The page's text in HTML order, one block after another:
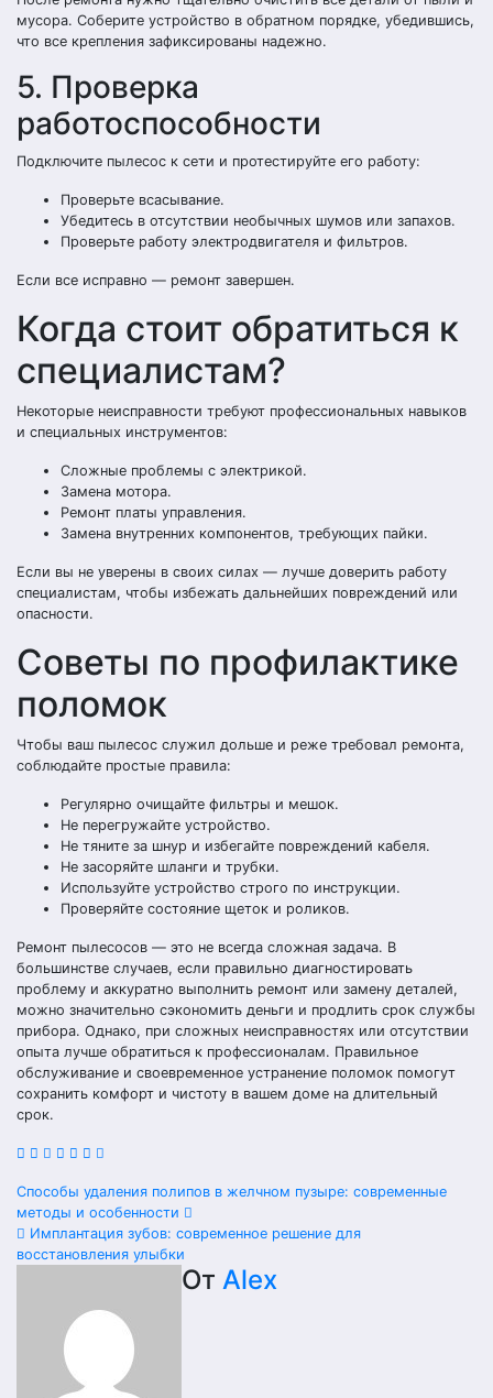
мусора. Соберите устройство в обратном порядке, убедившись,
что все крепления зафиксированы надежно.
5. Проверка
работоспособности
Подключите пылесос к сети и протестируйте его работу:
Проверьте всасывание.
Убедитесь в отсутствии необычных шумов или запахов.
Проверьте работу электродвигателя и фильтров.
Если все исправно — ремонт завершен.
Когда стоит обратиться к
специалистам?
Некоторые неисправности требуют профессиональных навыков
и специальных инструментов:
Сложные проблемы с электрикой.
Замена мотора.
Ремонт платы управления.
Замена внутренних компонентов, требующих пайки.
Если вы не уверены в своих силах — лучше доверить работу
специалистам, чтобы избежать дальнейших повреждений или
опасности.
Советы по профилактике
поломок
Чтобы ваш пылесос служил дольше и реже требовал ремонта,
соблюдайте простые правила:
Регулярно очищайте фильтры и мешок.
Не перегружайте устройство.
Не тяните за шнур и избегайте повреждений кабеля.
Не засоряйте шланги и трубки.
Используйте устройство строго по инструкции.
Проверяйте состояние щеток и роликов.
Ремонт пылесосов — это не всегда сложная задача. В
большинстве случаев, если правильно диагностировать
проблему и аккуратно выполнить ремонт или замену деталей,
можно значительно сэкономить деньги и продлить срок службы
прибора. Однако, при сложных неисправностях или отсутствии
опыта лучше обратиться к профессионалам. Правильное
обслуживание и своевременное устранение поломок помогут
сохранить комфорт и чистоту в вашем доме на длительный
срок.
Навигация
по
Способы удаления полипов в желчном пузыре: современные
методы и особенности
Имплантация зубов: современное решение для
восстановления улыбки
От Alex